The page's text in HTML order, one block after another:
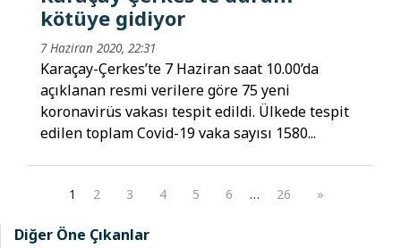
kötüye gidiyor
7 Haziran 2020, 22:31
Karaçay-Çerkes’te 7 Haziran saat 10.00’da
açıklanan resmi verilere göre 75 yeni
koronavirüs vakası tespit edildi. Ülkede tespit
edilen toplam Covid-19 vaka sayısı 1580...
1 2 3 4 5 6 … 26 »
Diğer Öne Çıkanlar